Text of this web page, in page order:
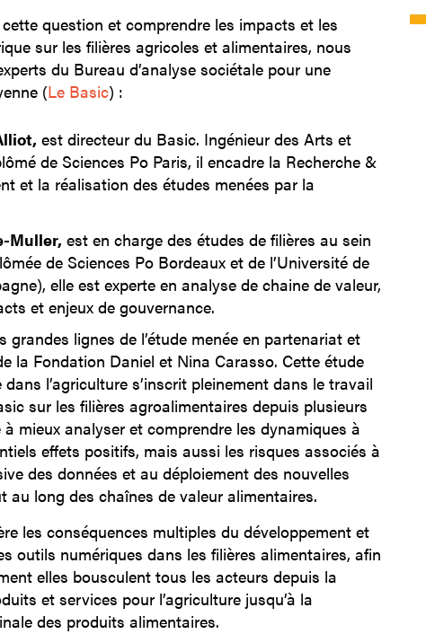
question et comprendre les impacts et les
sur les filières agricoles et alimentaires, nous
du Bureau d’analyse sociétale pour une
(Le Basic) :
est directeur du Basic. Ingénieur des Arts et
de Sciences Po Paris, il encadre la Recherche &
et la réalisation des études menées par la
Muller, est en charge des études de filières au sein
de Sciences Po Bordeaux et de l’Université de
elle est experte en analyse de chaine de valeur,
et enjeux de gouvernance.
grandes lignes de l’étude menée en partenariat et
la Fondation Daniel et Nina Carasso. Cette étude
l’agriculture s’inscrit pleinement dans le travail
sur les filières agroalimentaires depuis plusieurs
à mieux analyser et comprendre les dynamiques à
effets positifs, mais aussi les risques associés à
des données et au déploiement des nouvelles
au long des chaînes de valeur alimentaires.
les conséquences multiples du développement et
outils numériques dans les filières alimentaires, afin
elles bousculent tous les acteurs depuis la
et services pour l’agriculture jusqu’à la
des produits alimentaires.